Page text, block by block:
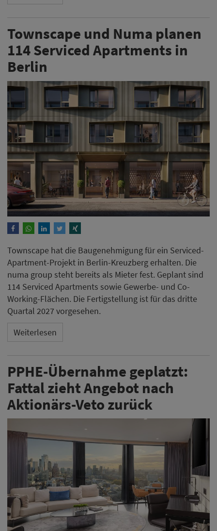
Townscape und Numa planen
114 Serviced Apartments in
Berlin
Townscape hat die Baugenehmigung für ein Serviced-
Apartment-Projekt in Berlin-Kreuzberg erhalten. Die
numa group steht bereits als Mieter fest. Geplant sind
114 Serviced Apartments sowie Gewerbe- und Co-
Working-Flächen. Die Fertigstellung ist für das dritte
Quartal 2027 vorgesehen.
Weiterlesen
PPHE-Übernahme geplatzt:
Fattal zieht Angebot nach
Aktionärs-Veto zurück